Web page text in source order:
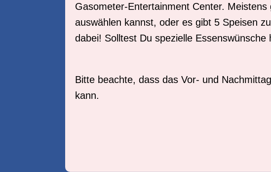
Gasometer-Entertainment Center.
auswählen kannst, oder es gibt 5 Speisen
dabei! Solltest Du spezielle
Bitte beachte, dass das Vor- und
kann.